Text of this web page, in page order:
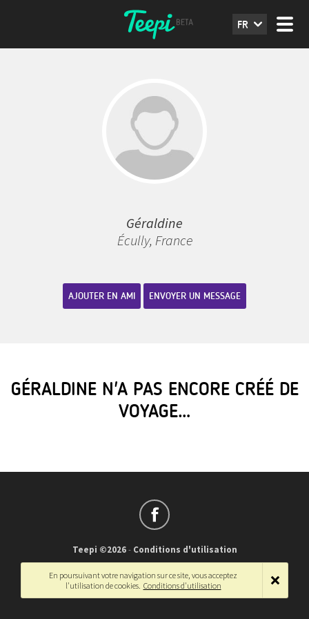
FR
Géraldine
Écully, France
AJOUTER EN AMI ENVOYER UN MESSAGE
GÉRALDINE N'A PAS ENCORE CRÉÉ DE
VOYAGE…
Teepi ©2026- Conditions d'utilisation
Français
English
En poursuivant votre navigation sur ce site, vous acceptez
l'utilisation de cookies. Conditions d'utilisation